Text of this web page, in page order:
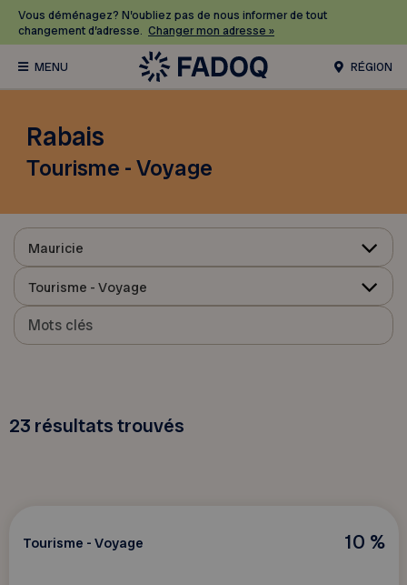
Vous déménagez? N’oubliez pas de nous informer de tout
changement d’adresse. Changer mon adresse »
RÉGION
Rabais
Tourisme - Voyage
Mauricie
Tourisme - Voyage
23 résultats trouvés
10 %
Tourisme - Voyage